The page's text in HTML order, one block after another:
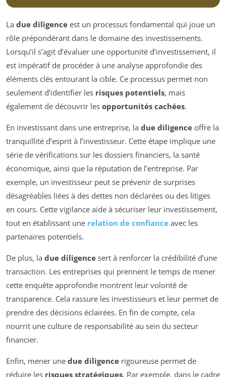
La due diligence est un processus fondamental qui joue un
rôle prépondérant dans le domaine des investissements.
Lorsqu’il s’agit d’évaluer une opportunité d’investissement, il
est impératif de procéder à une analyse approfondie des
éléments clés entourant la cible. Ce processus permet non
seulement d’identifier les risques potentiels, mais
également de découvrir les opportunités cachées.
En investissant dans une entreprise, la due diligence offre la
tranquillité d’esprit à l’investisseur. Cette étape implique une
série de vérifications sur les dossiers financiers, la santé
économique, ainsi que la réputation de l’entreprise. Par
exemple, un investisseur peut se prévenir de surprises
désagréables liées à des dettes non déclarées ou des litiges
en cours. Cette vigilance aide à sécuriser leur investissement,
tout en établissant une relation de confiance avec les
partenaires potentiels.
De plus, la due diligence sert à renforcer la crédibilité d’une
transaction. Les entreprises qui prennent le temps de mener
cette enquête approfondie montrent leur volonté de
transparence. Cela rassure les investisseurs et leur permet de
prendre des décisions éclairées. En fin de compte, cela
nourrit une culture de responsabilité au sein du secteur
financier.
Enfin, mener une due diligence rigoureuse permet de
réduire les risques stratégiques. Par exemple, dans le cadre